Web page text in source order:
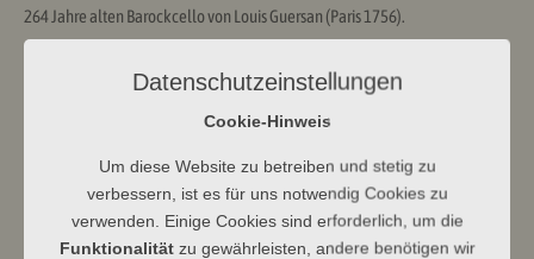
264 Jahre alten Barockcello von Louis Guersan (Paris 1756).
Für freischaffende Musikerinnen und Musiker ist die Situation weiterhin
„Musikerinnen und Musiker in Not“. Spenden können auf folgendes Konto
bei der VR Bank Lahn-Dill eingezahlt werden: DE 41 5176 2434 0025 0564
00 – Verwendungszweck „MusikerInnen in Not“.
Datenschutzeinstellungen
Cookie-Hinweis
Um diese Website zu betreiben und stetig zu
verbessern, ist es für uns notwendig Cookies zu
verwenden. Einige Cookies sind erforderlich, um die
Funktionalitätzu gewährleisten, andere benötigen wir